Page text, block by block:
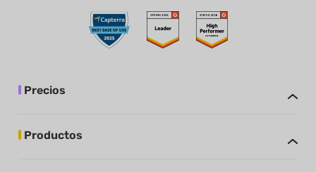
Precios
Productos